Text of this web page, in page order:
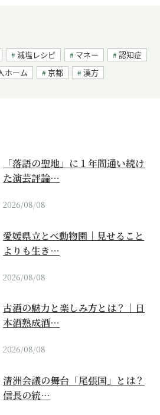
減塩レシピ マネー
認知症
ホーム 京都 漢方
「落語の聖地」に１年間通い続け
た演芸評論…
2026/08/08
愛媛県立とべ動物園｜見せること
よりも生き…
2026/08/08
古酒の魅力と楽しみ方とは？｜日
本酒熟成酒…
2026/08/08
清洲会議の舞台「尾張国」とは？
信長の統…